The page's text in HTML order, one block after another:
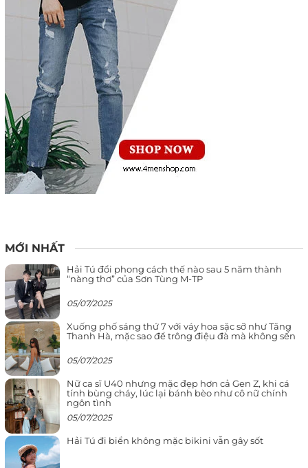
MỚI NHẤT
Hải Tú đổi phong cách thế nào sau 5 năm thành
“nàng thơ” của Sơn Tùng M-TP
05/07/2025
Xuống phố sáng thứ 7 với váy hoa sặc sỡ như Tăng
Thanh Hà, mặc sao để trông điệu đà mà không sến
05/07/2025
Nữ ca sĩ U40 nhưng mặc đẹp hơn cả Gen Z, khi cá
tính bùng cháy, lúc lại bánh bèo như cô nữ chính
ngôn tình
05/07/2025
Hải Tú đi biển không mặc bikini vẫn gây sốt